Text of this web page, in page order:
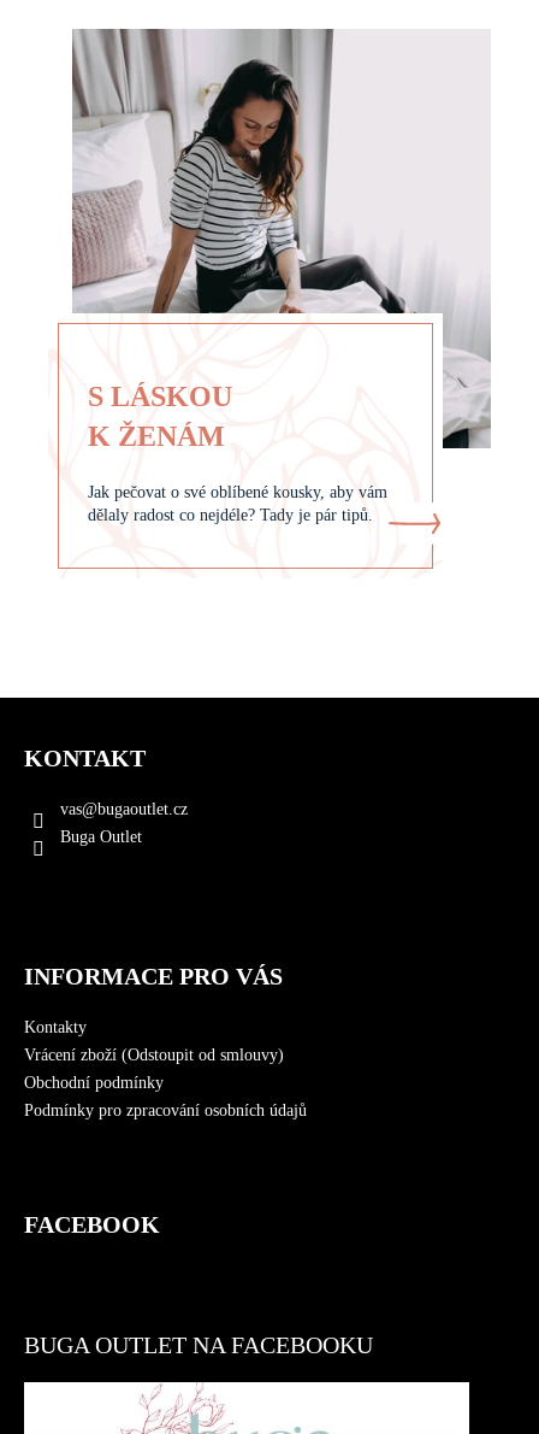
S LÁSKOU
K ŽENÁM
Jak pečovat o své oblíbené kousky, aby vám
dělaly radost co nejdéle? Tady je pár tipů.
Z
KONTAKT
vas@bugaoutlet.cz
Buga Outlet
INFORMACE PRO VÁS
Kontakty
Vrácení zboží (Odstoupit od smlouvy)
Obchodní podmínky
Podmínky pro zpracování osobních údajů
FACEBOOK
BUGA OUTLET NA FACEBOOKU